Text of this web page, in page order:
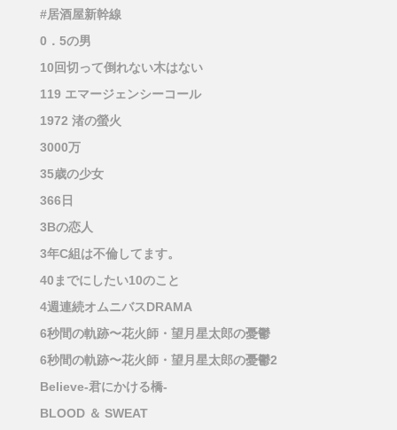
#居酒屋新幹線
0．5の男
10回切って倒れない木はない
119 エマージェンシーコール
1972 渚の螢火
3000万
35歳の少女
366日
3Bの恋人
3年C組は不倫してます。
40までにしたい10のこと
4週連続オムニバスDRAMA
6秒間の軌跡〜花火師・望月星太郎の憂鬱
6秒間の軌跡〜花火師・望月星太郎の憂鬱2
Believe-君にかける橋-
BLOOD ＆ SWEAT